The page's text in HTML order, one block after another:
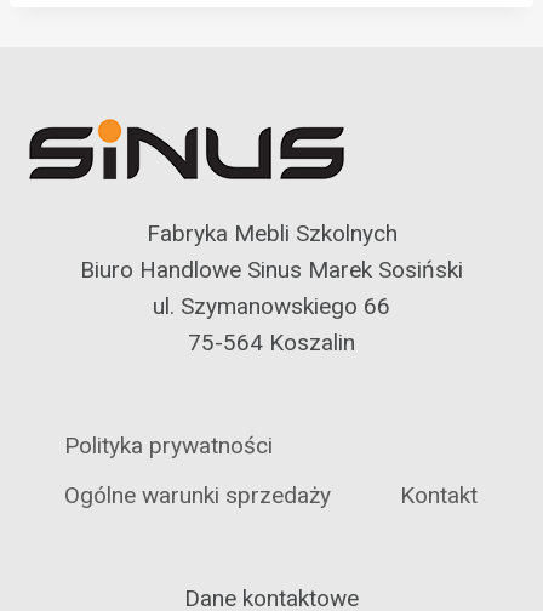
Fabryka Mebli Szkolnych
Biuro Handlowe Sinus Marek Sosiński
ul. Szymanowskiego 66
75-564 Koszalin
Polityka prywatności
Ogólne warunki sprzedaży
Kontakt
Dane kontaktowe